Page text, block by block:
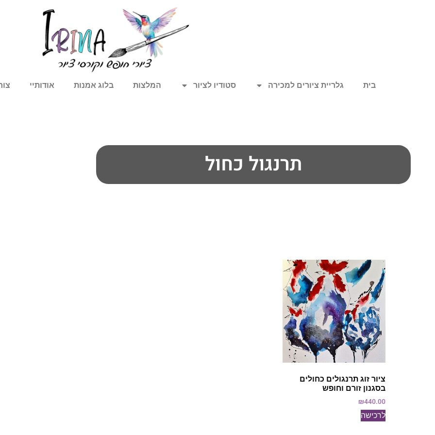
בית גלריית ציורים למכירה סטודיו לציור המלצות בלוג אמנות אודותיי
תרנגול כחול
ציור זוג תרנגולים כחולים
בסגנון זורם וחופש
₪440.00
לרכישה